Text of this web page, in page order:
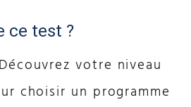
ce test ?
votre niveau
choisir un programme